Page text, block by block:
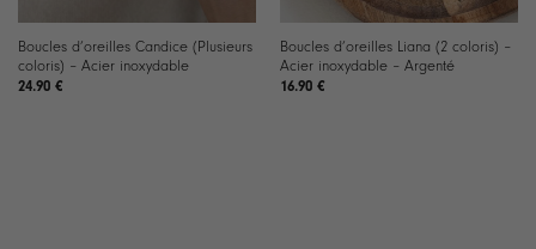
Boucles d’oreilles Candice (Plusieurs
coloris) – Acier inoxydable
24.90 €
Boucles d’oreilles Liana (2 coloris) –
Acier inoxydable – Argenté
16.90 €